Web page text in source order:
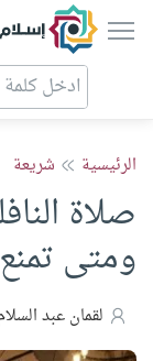
الرئيسية شريعة
صلاة
ومتى
لقمان عبد